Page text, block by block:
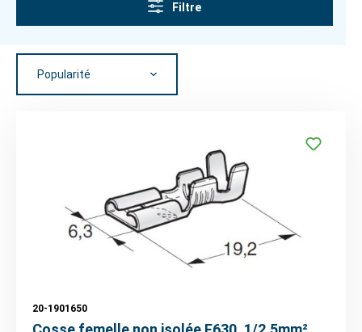
Filtre
20-1901650